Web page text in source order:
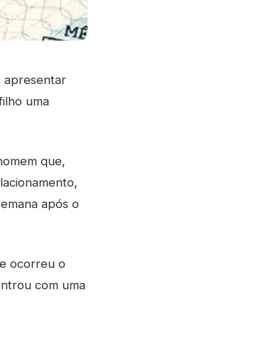
apresentar
uma
que,
após o
ocorreu o
com uma